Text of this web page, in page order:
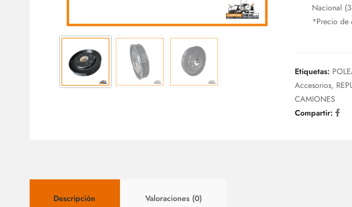
Nacional
*Precio de
Etiquetas:
Accesorios,
CAMIONES
Compartir:
Descripción Valoraciones (0)